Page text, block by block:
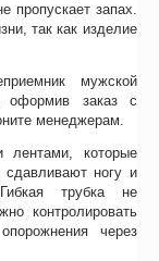
пропускает запах.
так как изделие
мужской
оформив заказ с
менеджерам.
лентами, которые
сдавливают ногу и
трубка не
контролировать
через